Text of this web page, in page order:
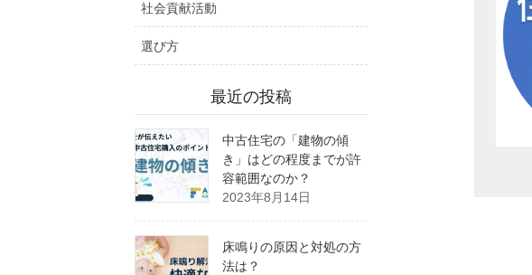
社会貢献活動
選び方
最近の投稿
中古住宅の「建物の傾
き」はどの程度までが許
容範囲なのか？
2023年8月14日
床鳴りの原因と対処の方
法は？